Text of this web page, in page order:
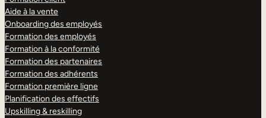
Aide à la vente
Onboarding des employés
Formation des employés
Formation à la conformité
Formation des partenaires
Formation des adhérents
Formation première ligne
Planification des effectifs
Upskilling & reskilling